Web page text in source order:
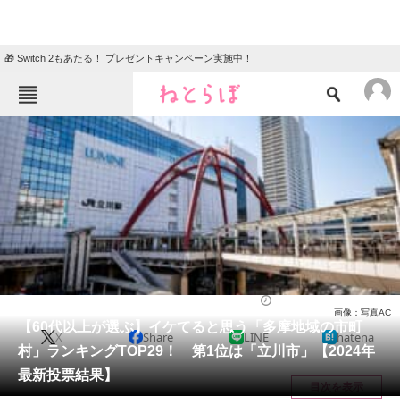
🎁 Switch 2もあたる！ プレゼントキャンペーン実施中！
ねとらぼメニュー
TOP ニュース
エンタメ クイズ
グルメ 地域
住まい 教育・育児
動物 リサーチ
会員記事
メディア
注目記事を集めた総合ページ
【60代以上が選ぶ】イケてると思う「多摩地域の市町
村」ランキングTOP29！ 第1位は「立川市」【2024年
最新投票結果】
画像：写真AC
X Share LINE hatena
目次を表示